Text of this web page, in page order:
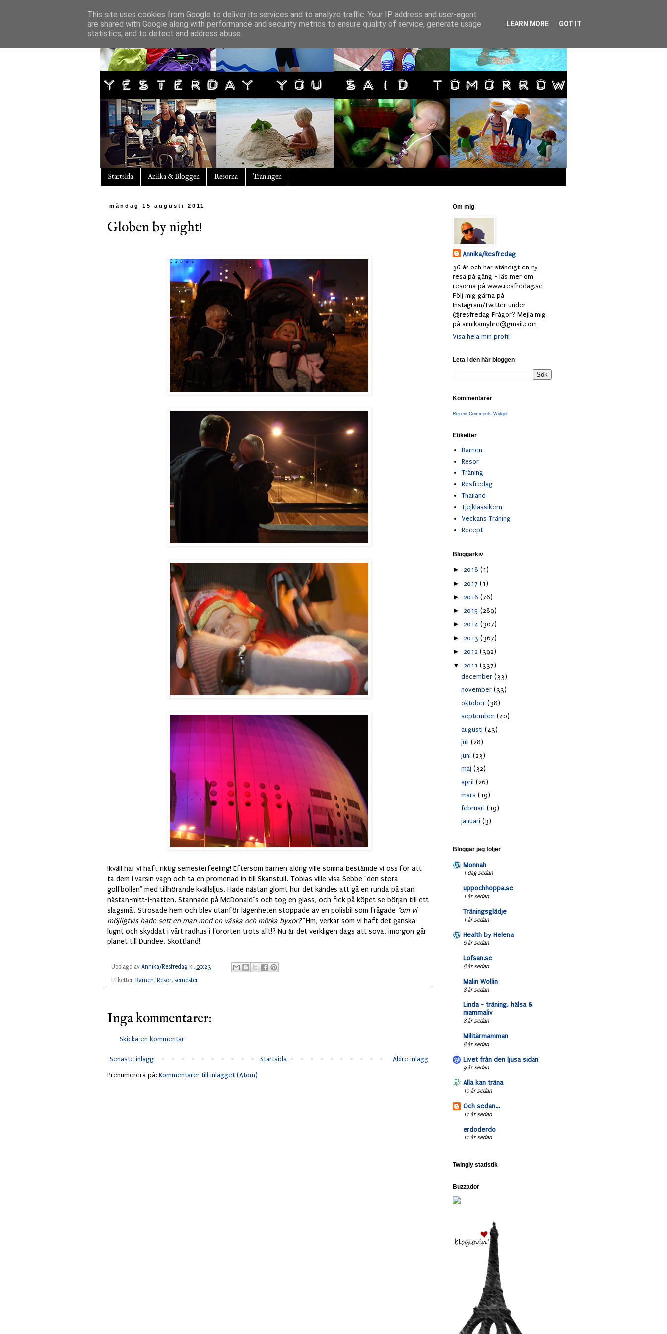
Startsida Aniika & Bloggen Resorna Träningen
måndag 15 augusti 2011
Globen by night!
Ikväll har vi haft riktig semesterfeeling! Eftersom barnen aldrig ville somna bestämde vi oss för att
ta dem i varsin vagn och ta en promenad in till Skanstull. Tobias ville visa Sebbe "den stora
golfbollen" med tillhörande kvällsljus. Hade nästan glömt hur det kändes att gå en runda på stan
nästan-mitt-i-natten. Stannade på McDonald´s och tog en glass, och fick på köpet se början till ett
slagsmål. Strosade hem och blev utanför lägenheten stoppade av en polisbil som frågade "om vi
möjligtvis hade sett en man med en väska och mörka byxor?"Hm, verkar som vi haft det ganska
lugnt och skyddat i vårt radhus i förorten trots allt!? Nu är det verkligen dags att sova, imorgon går
planet till Dundee, Skottland!
Upplagd av Annika/Resfredag kl. 00:23
Etiketter: Barnen, Resor, semester
Inga kommentarer:
Skicka en kommentar
Senaste inlägg Äldre inlägg
Startsida
Prenumerera på: Kommentarer till inlägget (Atom)
Om mig
Annika/Resfredag
36 år och har ständigt en ny
resa på gång - läs mer om
resorna på www.resfredag.se
Följ mig gärna på
Instagram/Twitter under
@resfredag Frågor? Mejla mig
på annikamyhre@gmail.com
Visa hela min profil
Leta i den här bloggen
Kommentarer
Recent Comments Widget
Etiketter
Barnen
Resor
Träning
Resfredag
Thailand
Tjejklassikern
Veckans Träning
Recept
Bloggarkiv
► 2018 (1)
► 2017 (1)
► 2016 (76)
► 2015 (289)
► 2014 (307)
► 2013 (367)
► 2012 (392)
▼ 2011 (337)
december (33)
november (33)
oktober (38)
september (40)
augusti (43)
juli (28)
juni (23)
maj (32)
april (26)
mars (19)
februari (19)
januari (3)
Bloggar jag följer
Monnah
1 dag sedan
uppochhoppa.se
1 år sedan
Träningsglädje
1 år sedan
Health by Helena
6 år sedan
Lofsan.se
8 år sedan
Malin Wollin
8 år sedan
Linda - träning, hälsa &
mammaliv
8 år sedan
Militärmamman
8 år sedan
Livet från den ljusa sidan
9 år sedan
Alla kan träna
10 år sedan
Och sedan...
11 år sedan
erdoderdo
11 år sedan
Twingly statistik
Buzzador
This site uses cookies from Google to deliver its services and to analyze traffic. Your IP address and user-agent
are shared with Google along with performance and security metrics to ensure quality of service, generate usage
statistics, and to detect and address abuse.
LEARN MORE GOT IT